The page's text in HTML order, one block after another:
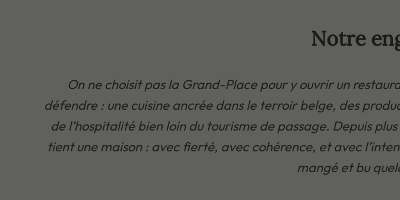
Notre
On ne choisit pas la Grand-Place pour y ouvrir un
défendre : une cuisine ancrée dans le terroir belge, des
de l’hospitalité bien loin du tourisme de passage. Depuis
tient une maison : avec fierté, avec cohérence, et avec
mangé et bu